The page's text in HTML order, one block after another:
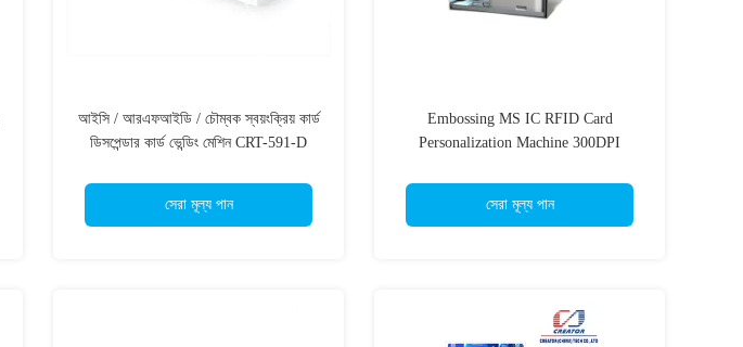
আইসি / আরএফআইডি / চৌম্বক স্বয়ংক্রিয় কার্ড
ডিসপেন্ডার কার্ড ভেন্ডিং মেশিন CRT-591-D
সেরা মূল্য পান
Embossing MS IC RFID Card
Personalization Machine 300DPI
সেরা মূল্য পান